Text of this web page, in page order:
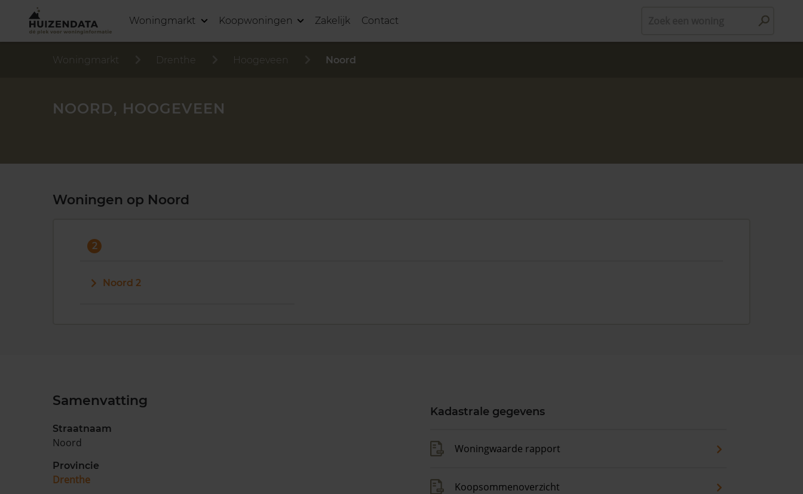
Woningmarkt Koopwoningen Zakelijk Contact
Woningmarkt Drenthe Hoogeveen Noord
NOORD, HOOGEVEEN
Woningen op Noord
2
Noord 2
Samenvatting
Straatnaam
Noord
Provincie
Drenthe
Kadastrale gegevens
Woningwaarde rapport
Koopsommenoverzicht